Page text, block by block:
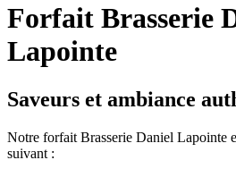
Forfait Brasserie
Lapointe
Saveurs et ambiance
Notre forfait Brasserie Daniel Lapointe
suivant :